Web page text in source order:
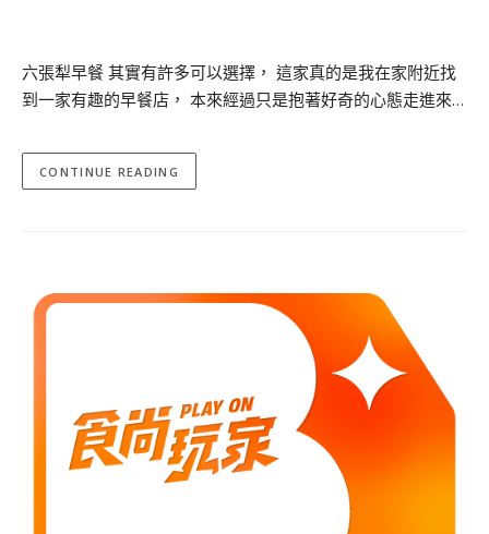
六張犁早餐 其實有許多可以選擇， 這家真的是我在家附近找
到一家有趣的早餐店， 本來經過只是抱著好奇的心態走進來…
CONTINUE READING